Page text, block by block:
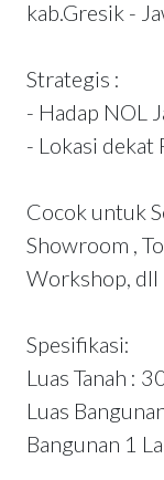
kab.Gresik -
Strategis :
- Hadap NOL
- Lokasi dekat
Cocok untuk
Showroom ,
Workshop, dll
Spesifikasi:
Luas Tanah :
Luas
Bangunan 1